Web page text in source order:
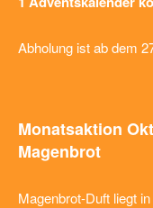
Abholung ist ab dem
Monatsaktion
Magenbrot
Magenbrot-Duft liegt